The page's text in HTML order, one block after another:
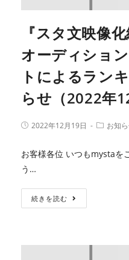
『スタ文映像
オーディショ
トによるラン
らせ（2022年
2022年12月19日 お知
お客様各位 いつもmystaを
う…
続きを読む